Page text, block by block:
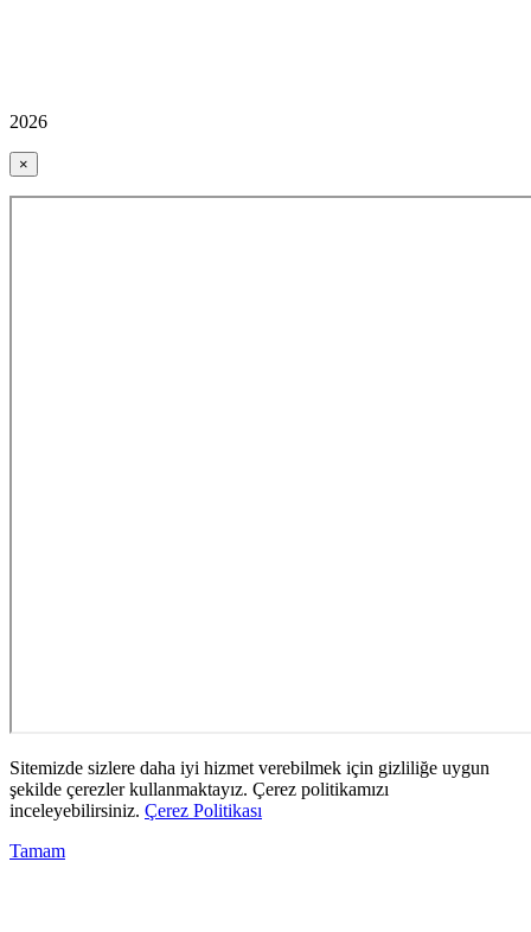
2026
×
Sitemizde sizlere daha iyi hizmet verebilmek için gizliliğe uygun
şekilde çerezler kullanmaktayız. Çerez politikamızı
inceleyebilirsiniz. Çerez Politikası
Tamam